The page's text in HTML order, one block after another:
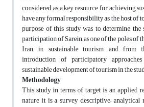
considered as a key resource for achieving
have any formal responsibility as the host of
purpose of this study was to determine
participation of Sarein, as one of the poles of
Iran, in sustainable tourism and from
introduction of participatory
sustainable development of tourism in the
Methodology
This study in terms of target is an applied
nature it is a survey descriptive–